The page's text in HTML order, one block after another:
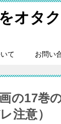
オタ
て お問い
の17巻
注意）